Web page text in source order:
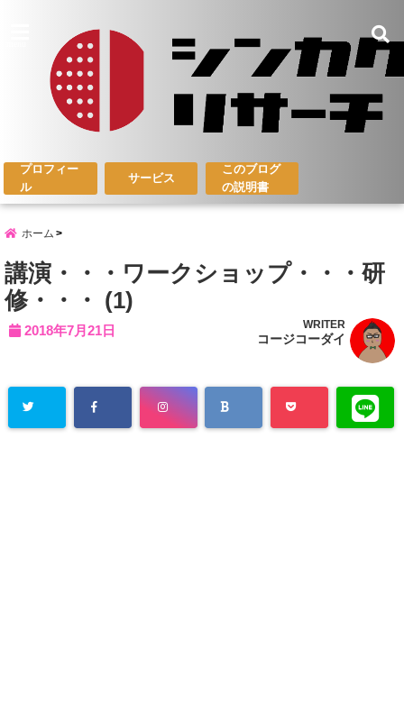
プロフィー
ル
サービス
このブログ
の説明書
ホーム
講演・・・ワークショップ・・・研
修・・・ (1)
2018年7月21日 WRITER
コージコーダイ